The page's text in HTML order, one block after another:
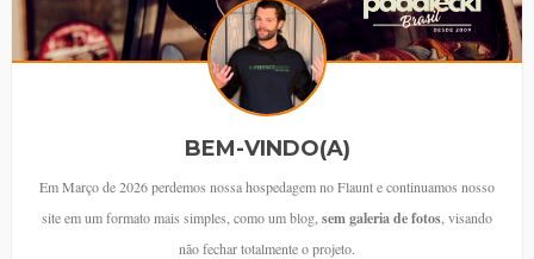
BEM-VINDO(A)
Em Março de 2026 perdemos nossa hospedagem no Flaunt e continuamos nosso
site em um formato mais simples, como um blog, sem galeria de fotos , visando
não fechar totalmente o projeto.